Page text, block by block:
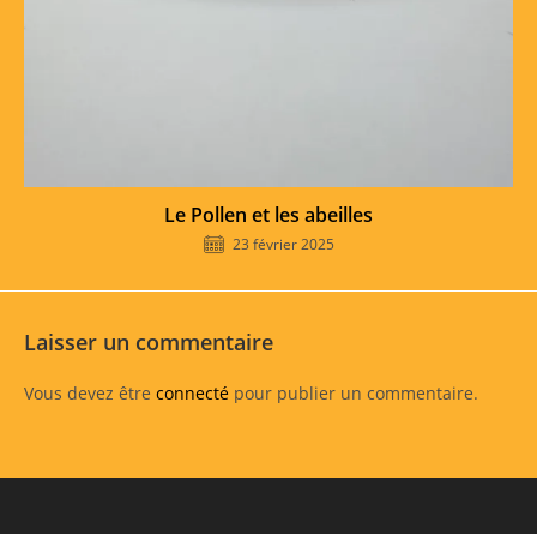
Le Pollen et les abeilles
23 février 2025
Laisser un commentaire
Vous devez être connecté pour publier un commentaire.